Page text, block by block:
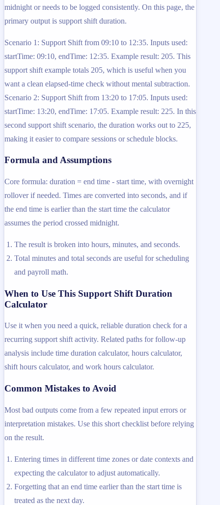
midnight or needs to be logged consistently. On this page, the
primary output is support shift duration.
Scenario 1: Support Shift from 09:10 to 12:35. Inputs used:
startTime: 09:10, endTime: 12:35. Example result: 205. This
support shift example totals 205, which is useful when you
want a clean elapsed-time check without mental subtraction.
Scenario 2: Support Shift from 13:20 to 17:05. Inputs used:
startTime: 13:20, endTime: 17:05. Example result: 225. In this
second support shift scenario, the duration works out to 225,
making it easier to compare sessions or schedule blocks.
Formula and Assumptions
Core formula: duration = end time - start time, with overnight
rollover if needed. Times are converted into seconds, and if
the end time is earlier than the start time the calculator
assumes the period crossed midnight.
The result is broken into hours, minutes, and seconds.
Total minutes and total seconds are useful for scheduling
and payroll math.
When to Use This Support Shift Duration
Calculator
Use it when you need a quick, reliable duration check for a
recurring support shift activity. Related paths for follow-up
analysis include time duration calculator, hours calculator,
shift hours calculator, and work hours calculator.
Common Mistakes to Avoid
Most bad outputs come from a few repeated input errors or
interpretation mistakes. Use this short checklist before relying
on the result.
Entering times in different time zones or date contexts and
expecting the calculator to adjust automatically.
Forgetting that an end time earlier than the start time is
treated as the next day.